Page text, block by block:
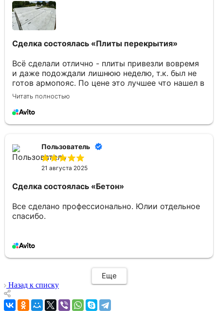
Сделка состоялась «Плиты перекрытия»
Всё сделали отлично - плиты привезли вовремя
и даже подождали лишнюю неделю, т.к. был не
готов армопояс. По цене это лучшее что нашел в
Брянске. Отдельное спасибо Юлии за
доставки.
Читать полностью
Пользователь
21 августа 2025
Сделка состоялась «Бетон»
Все сделано профессионально. Юлии отдельное
спасибо.
Еще
Назад к списку